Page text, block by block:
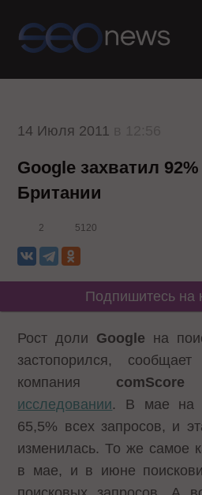
14 Июля 2011
Google захватил
Британии
2 5120
Подпишитесь на
Рост доли Google на
застопорился, сообщает
компания comScore
исследовании. В мае на
65,5% всех запросов, и
изменилась. То же самое
в мае, и в июне